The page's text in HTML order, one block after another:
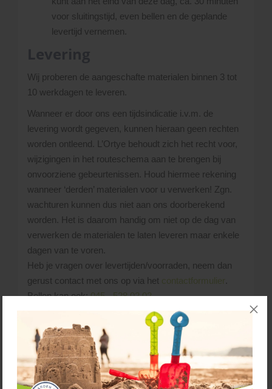
voor sluitingstijd, even bellen en de geplande
levertijd vernemen.
Wij proberen de aangeschafte materialen binnen 3 tot
10 werkdagen te leveren.
Wanneer er door ons een tijdsindicatie i.v.m. de
levering wordt gegeven, kunnen hieraan geen rechten
worden ontleend. L’Ortye behoudt zich het recht voor,
wijzigingen in het routeschema aan te brengen bij
onvoorziene gebeurtenissen. Houd hiermee rekening
wanneer ‘derden’ materialen voor u verwerken! Zgn.
wachturen kunnen dus niet aan ons doorberekend
worden. Het is daarom handig om niet op de dag van
verwerken de materialen te laten leveren maar enkele
dagen van te voren.
Heb je vragen over levertijden/voorraden, neem dan
gerust contact met ons op via het contactformulier
Bellen kan ook:045 - 528 02 02.
De materialen die je besteld hebt, lossen we
naast de vrachtwagen. Uiteraard probeert de
chauffeur de materialen zo dicht mogelijk bij de
gewenste losplaats af te leveren. Uitgangspunt
hierbij is, dat de chauffeur steeds schade aan